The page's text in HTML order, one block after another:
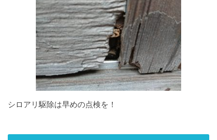
シロアリ駆除は早めの点検を！